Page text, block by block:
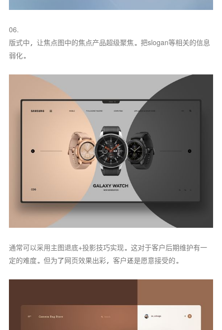
06.
版式中，让焦点图中的焦点产品超级聚焦。把slogan等相关的信息
弱化。
通常可以采用主图退底+投影技巧实现。这对于客户后期维护有一
定的难度。但为了网页效果出彩，客户还是愿意接受的。